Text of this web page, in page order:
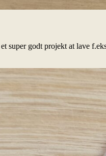
super godt projekt at lave